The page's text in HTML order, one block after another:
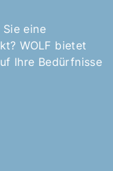
eine
WOLF bietet
Ihre Bedürfnisse